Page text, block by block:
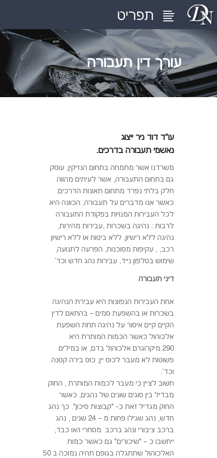
עורך דין תעבורה
עו"ד דוד ניר ייצוג
נאשמי תעבורה בדרכים.
משרדנו אשר מתמחה בתחום הנזיקין, עוסק
גם בתחום התעבורה, אשר לעיתים מהווה
חלק בלתי נפרד מתחום תאונות הדרכים.
כאשר אנו מדברים על תעבורה, הכוונה היא
לכל העבירות המנויות בפקודת התעבורה
לרבות : נהיגה בשכרות ,עבירות מהירות,
נהיגה ללא רישיון, ללא ביטוח או ללא רישיון
רכב, , עקיפות מסוכנות, הפרעה לתנועה,
שימוש בטלפון נייד, עבירות נהג חדש וכד'
דיני תעבורה
אחת העבירות הנפוצות היא עבירת הנהיגה
בשכרות או בהשפעת סמים – בהתאם לדין
הקיים קיים איסור על נהיגה תחת השפעת
אלכוהול כאשר הכמות המותרת היא
290 מיקרוגרם אלכוהול בדם, או במילים
פשוטות לא מעבר לכוס יין, כוס בירה קטנה
וכד'.
חשוב לציין כי מעבר לכמות המותרת , החוק
מבדיל בין סוגים שונים של נהגים, כאשר
החוק מגדיל זאת כ- "קבוצות סיכון". כך נהג
חדש, נהג שגילו פחות מ – 24 שנים , נהג
ברכב ציבורי ונהג ברכב מסחרי ו/או כבד,
ייחשבו כ – "שיכורים" גם כאשר כמות
האלכוהול שתתגלה בגופם תהיה נמוכה ב 50